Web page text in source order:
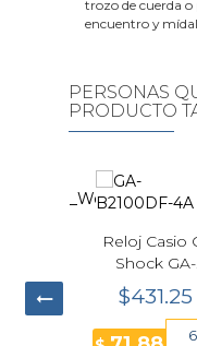
trozo de cuerda
encuentro y
PERSONAS
PRODUCTO
Reloj Casio W-
218H-2AV